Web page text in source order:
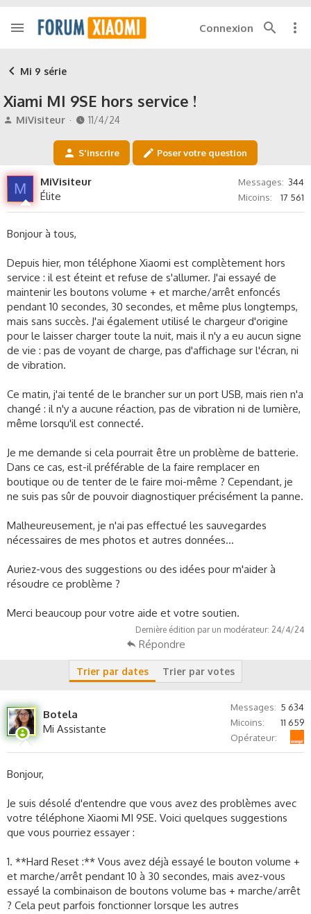
Connexion
Mi 9 série
Xiami MI 9SE hors service !
A
u
r
e
a
i
s
c
u
s
i
o
n
MiVisiteur
D
e
e
é
11/4/24
S'inscrire Poser votre question
M
MiVisiteur
Élite
Messages
344
Micoins
17 561
Bonjour à tous,
Depuis hier, mon téléphone Xiaomi est complètement hors
service : il est éteint et refuse de s'allumer. J'ai essayé de
maintenir les boutons volume + et marche/arrêt enfoncés
pendant 10 secondes, 30 secondes, et même plus longtemps,
mais sans succès. J'ai également utilisé le chargeur d'origine
pour le laisser charger toute la nuit, mais il n'y a eu aucun signe
de vie : pas de voyant de charge, pas d'affichage sur l'écran, ni
de vibration.
Ce matin, j'ai tenté de le brancher sur un port USB, mais rien n'a
changé : il n'y a aucune réaction, pas de vibration ni de lumière,
même lorsqu'il est connecté.
Je me demande si cela pourrait être un problème de batterie.
Dans ce cas, est-il préférable de la faire remplacer en
boutique ou de tenter de le faire moi-même ? Cependant, je
ne suis pas sûr de pouvoir diagnostiquer précisément la panne.
Malheureusement, je n'ai pas effectué les sauvegardes
nécessaires de mes photos et autres données...
Auriez-vous des suggestions ou des idées pour m'aider à
résoudre ce problème ?
Merci beaucoup pour votre aide et votre soutien.
Dernière édition par un modérateur: 24/4/24
Répondre
Trier par dates Trier par votes
Botela
Mi Assistante
Messages
5 634
Micoins
11 659
Opérateur
Bonjour,
Je suis désolé d'entendre que vous avez des problèmes avec
votre téléphone Xiaomi MI 9SE. Voici quelques suggestions
que vous pourriez essayer :
1. **Hard Reset :** Vous avez déjà essayé le bouton volume +
et marche/arrêt pendant 10 à 30 secondes, mais avez-vous
essayé la combinaison de boutons volume bas + marche/arrêt
? Cela peut parfois fonctionner lorsque les autres